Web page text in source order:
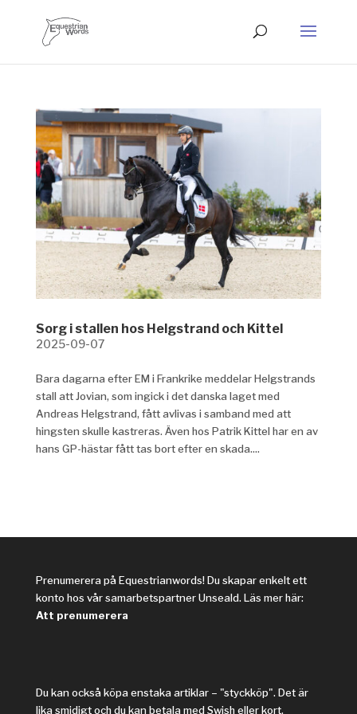
Sorg i stallen hos Helgstrand och Kittel
2025-09-07
Bara dagarna efter EM i Frankrike meddelar Helgstrands
stall att Jovian, som ingick i det danska laget med
Andreas Helgstrand, fått avlivas i samband med att
hingsten skulle kastreras. Även hos Patrik Kittel har en av
hans GP-hästar fått tas bort efter en skada....
Prenumerera på Equestrianwords! Du skapar enkelt ett
konto hos vår samarbetspartner Unseald. Läs mer här:
Att prenumerera
Du kan också köpa enstaka artiklar – "styckköp". Det är
lika smidigt och du kan betala med Swish eller kort.